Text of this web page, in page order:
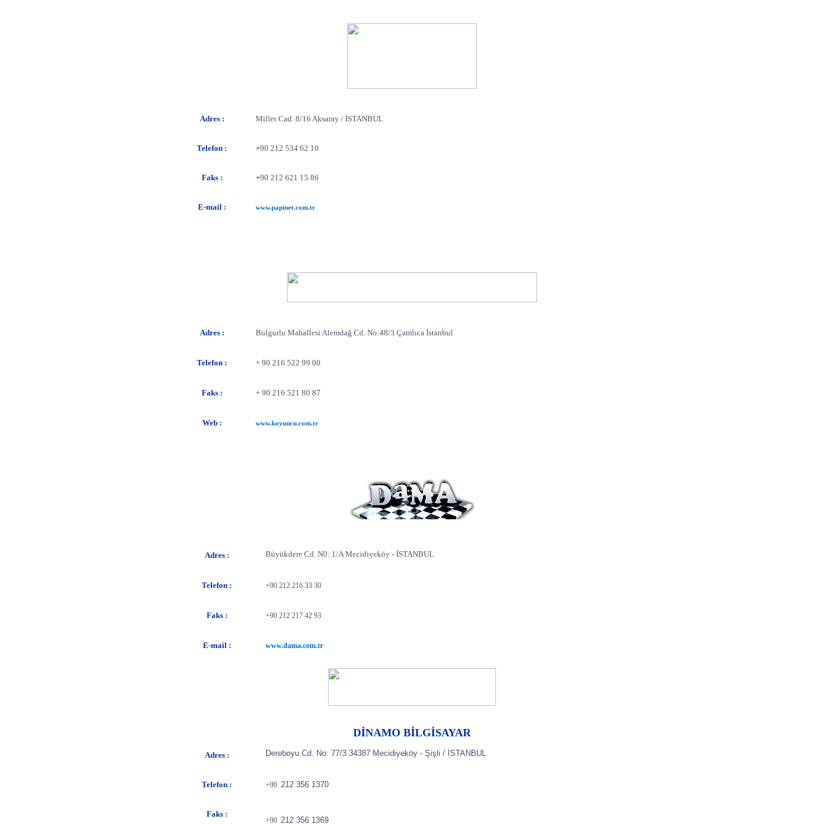
Adres : Millet Cad. 8/16 Aksaray / İSTANBUL
Telefon : +90 212 534 62 10
Faks : +90 212 621 15 86
E-mail : www.papinet.com.tr
Adres : Bulgurlu Mahallesi Alemdağ Cd. No:48/3 Çamlıca İstanbul
Telefon : + 90 216 522 99 00
Faks: + 90 216 521 80 87
Web: www.koyuncu.com.tr
Adres : Büyükdere Cd. N0: 1/A Mecidiyeköy - İSTANBUL
Telefon : +90 212 216 33 30
Faks: +90 212 217 42 93
E-mail : www.dama.com.tr
DİNAMO BİLGİSAYAR
Adres : Dereboyu Cd. No: 77/3 34387 Mecidiyeköy - Şişli / İSTANBUL
Telefon : +90 212 356 1370
Faks:
+90 212 356 1369